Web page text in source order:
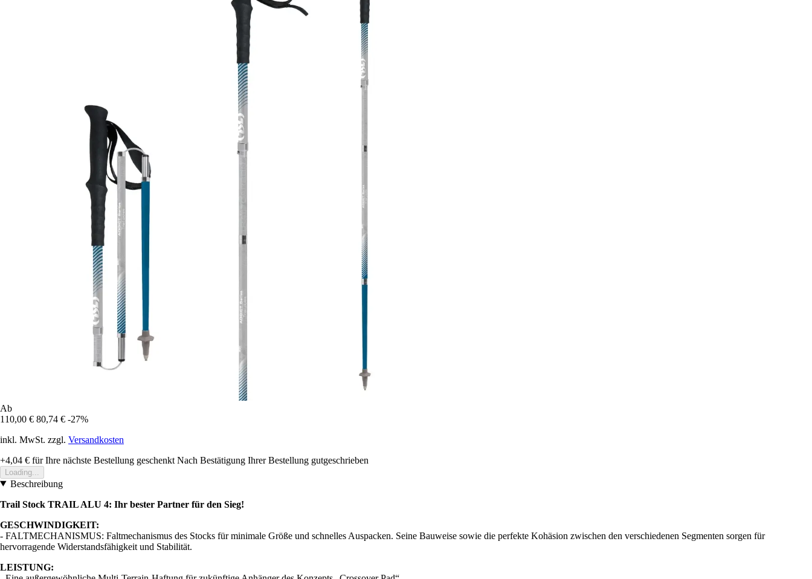
Ab
110,00 € 80,74 € -27%
inkl. MwSt. zzgl. Versandkosten
+4,04 € für Ihre nächste Bestellung geschenkt Nach Bestätigung Ihrer Bestellung gutgeschrieben
Loading...
Beschreibung
Trail Stock TRAIL ALU 4: Ihr bester Partner für den Sieg!
GESCHWINDIGKEIT:
- FALTMECHANISMUS: Faltmechanismus des Stocks für minimale Größe und schnelles Auspacken. Seine Bauweise sowie die perfekte Kohäsion zwischen den verschiedenen Segmenten sorgen für
hervorragende Widerstandsfähigkeit und Stabilität.
LEISTUNG: